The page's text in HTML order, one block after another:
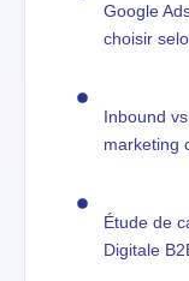
Google
choisir
Inbound
marketing
Étude de
Digitale